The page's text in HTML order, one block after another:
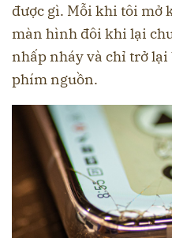
được gì. Mỗi khi tôi mở
màn hình đôi khi lại
nhấp nháy và chỉ trở
phím nguồn.